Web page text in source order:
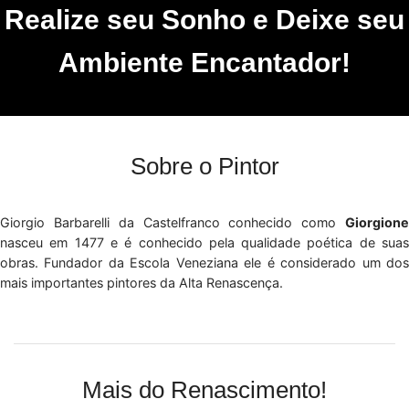
Realize seu Sonho e Deixe seu
Ambiente Encantador!
Sobre o Pintor
Giorgio Barbarelli da Castelfranco conhecido como Giorgione
nasceu em 1477 e é conhecido pela qualidade poética de suas
obras. Fundador da Escola Veneziana ele é considerado um dos
mais importantes pintores da Alta Renascença.
Mais do Renascimento!